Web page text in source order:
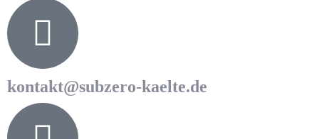
kontakt@subzero-kaelte.de